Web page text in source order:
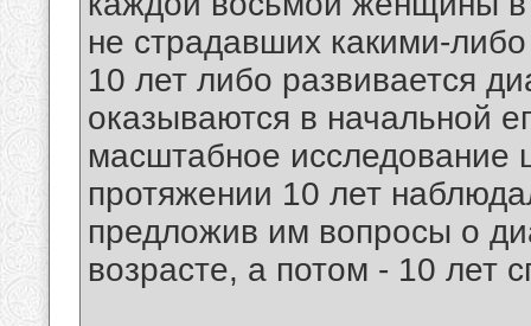
не страдавших какими-
10 лет либо развивается
оказываются в начальной
масштабное исследование
протяжении 10 лет
предложив им вопросы о
возрасте, а потом - 10 лет